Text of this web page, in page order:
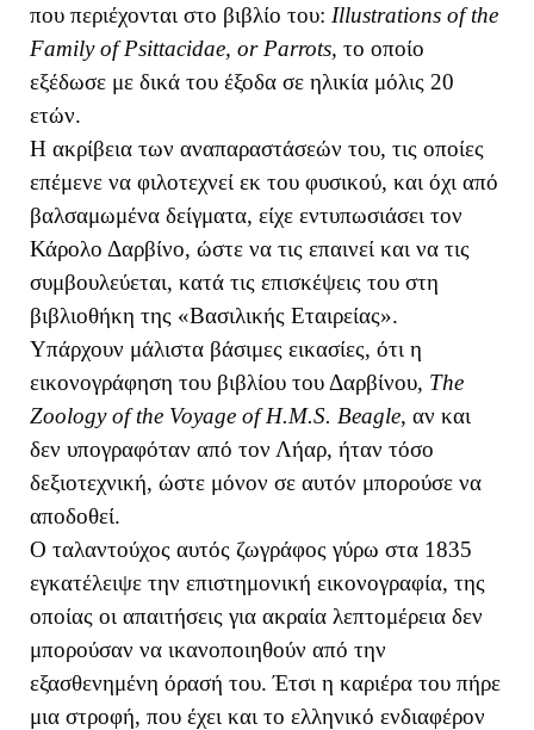
που περιέχονται στο βιβλίο του: Illustrations of the
Family of Psittacidae, or Parrots, το οποίο
εξέδωσε με δικά του έξοδα σε ηλικία μόλις 20
ετών.
Η ακρίβεια των αναπαραστάσεών του, τις οποίες
επέμενε να φιλοτεχνεί εκ του φυσικού, και όχι από
βαλσαμωμένα δείγματα, είχε εντυπωσιάσει τον
Κάρολο Δαρβίνο, ώστε να τις επαινεί και να τις
συμβουλεύεται, κατά τις επισκέψεις του στη
βιβλιοθήκη της «Βασιλικής Εταιρείας».
Υπάρχουν μάλιστα βάσιμες εικασίες, ότι η
εικονογράφηση του βιβλίου του Δαρβίνου, The
Zoology of the Voyage of H.M.S. Beagle, αν και
δεν υπογραφόταν από τον Λήαρ, ήταν τόσο
δεξιοτεχνική, ώστε μόνον σε αυτόν μπορούσε να
αποδοθεί.
Ο ταλαντούχος αυτός ζωγράφος γύρω στα 1835
εγκατέλειψε την επιστημονική εικονογραφία, της
οποίας οι απαιτήσεις για ακραία λεπτομέρεια δεν
μπορούσαν να ικανοποιηθούν από την
εξασθενημένη όρασή του. Έτσι η καριέρα του πήρε
μια στροφή, που έχει και το ελληνικό ενδιαφέρον